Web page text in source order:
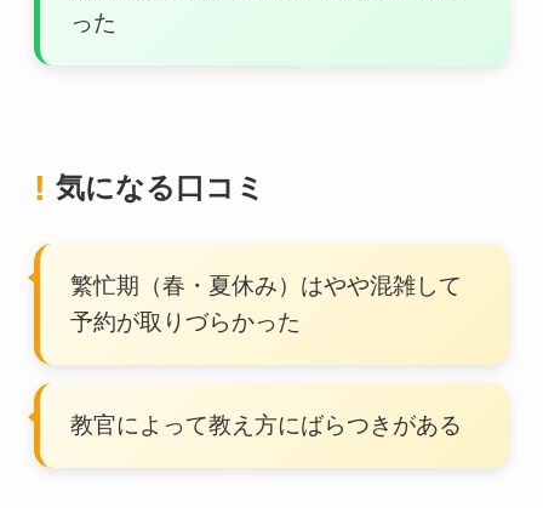
った
気になる口コミ
繁忙期（春・夏休み）はやや混雑して
予約が取りづらかった
教官によって教え方にばらつきがある